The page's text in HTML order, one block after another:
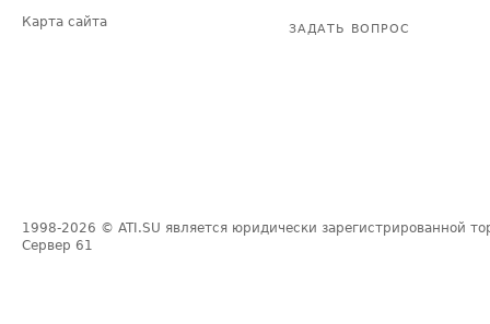
Карта сайта
ЗАДАТЬ ВОПРОС
1998-2026 © ATI.SU является юридически зарегистрированной
Сервер 61